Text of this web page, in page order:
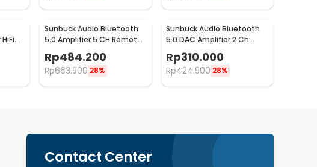
Sunbuck Audio Bluetooth
5.0 Amplifier 5 CH Remote
2000W - AV-298BT
Rp484.200
Rp663.900 28%
Sunbuck Audio Bluetooth
5.0 DAC Amplifier 2 Ch
Remote 2000W - AV-
660BT
Rp310.000
Rp424.900 28%
Contact Center